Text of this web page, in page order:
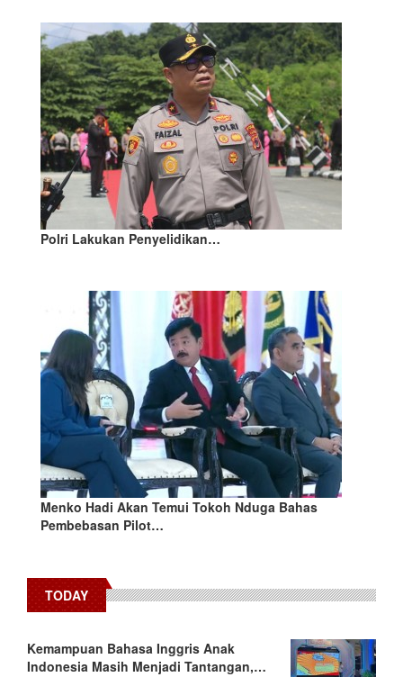
Polri Lakukan Penyelidikan…
Menko Hadi Akan Temui Tokoh Nduga Bahas
Pembebasan Pilot…
TODAY
Kemampuan Bahasa Inggris Anak
Indonesia Masih Menjadi Tantangan,…